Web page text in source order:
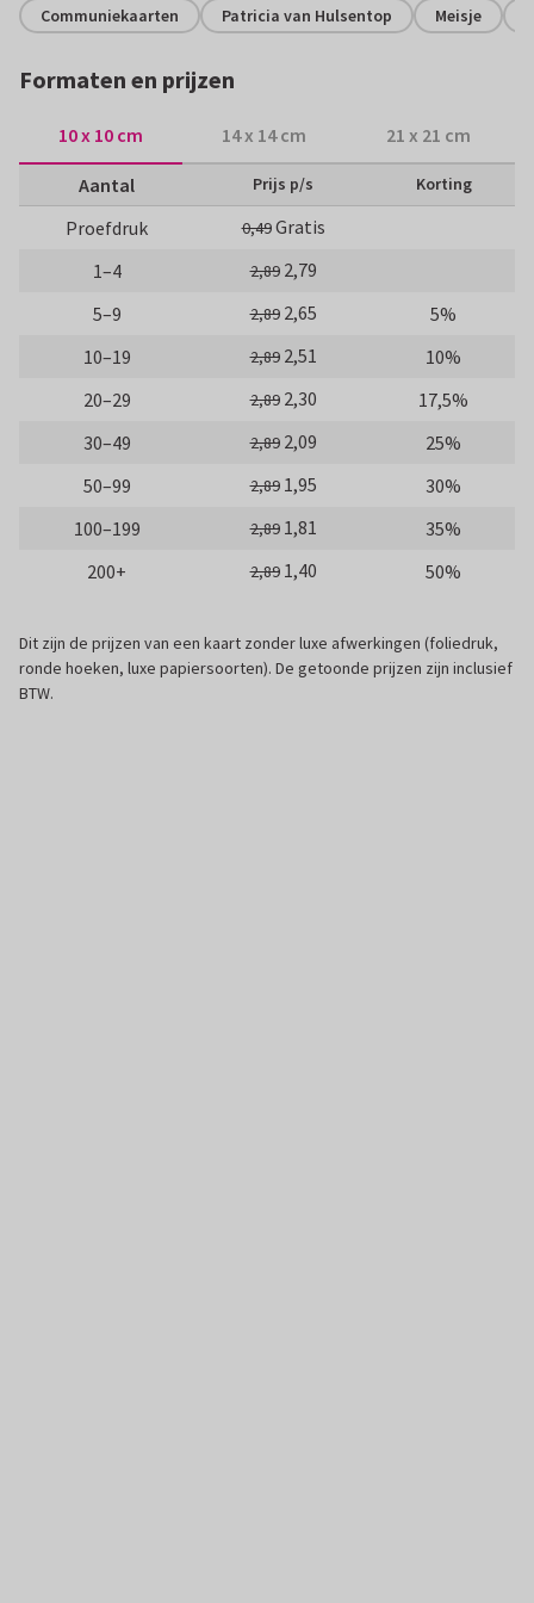
Communiekaarten Patricia van Hulsentop Meisje
Formaten en prijzen
10 x 10 cm 14 x 14 cm 21 x 21 cm
Aantal Prijs p/s Korting
Proefdruk 0,49Gratis
1–4
2,89 2,79
5–9
2,89 2,65
5%
10–19
2,89 2,51
10%
20–29
2,89 2,30
17,5%
30–49
2,89 2,09
25%
50–99
2,89 1,95
30%
100–199
2,89 1,81
35%
200+
2,89 1,40 50%
Dit zijn de prijzen van een kaart zonder luxe afwerkingen (foliedruk,
ronde hoeken, luxe papiersoorten). De getoonde prijzen zijn inclusief
BTW.